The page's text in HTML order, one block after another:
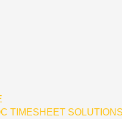
TIMESHEET SOLUTIONS